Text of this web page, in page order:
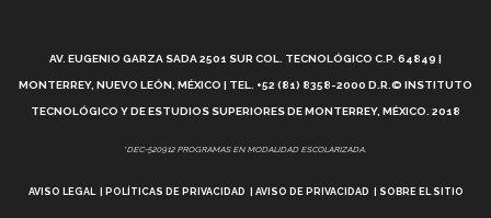
¿Cómo es el Modelo Educativo Tec? (video)
Vida Tec: Feminismo e Inteligencia Artificial, Paola
AV. EUGENIO GARZA SADA 2501 SUR COL. TECNOLÓGICO C.P. 64849 |
MONTERREY, NUEVO LEÓN, MÉXICO | TEL. +52 (81) 8358-2000 D.R.© INSTITUTO
TECNOLÓGICO Y DE ESTUDIOS SUPERIORES DE MONTERREY, MÉXICO. 2018
*DEC-520912 PROGRAMAS EN MODALIDAD ESCOLARIZADA.
AVISO LEGAL POLÍTICAS DE PRIVACIDAD AVISO DE PRIVACIDAD SOBRE EL SITIO